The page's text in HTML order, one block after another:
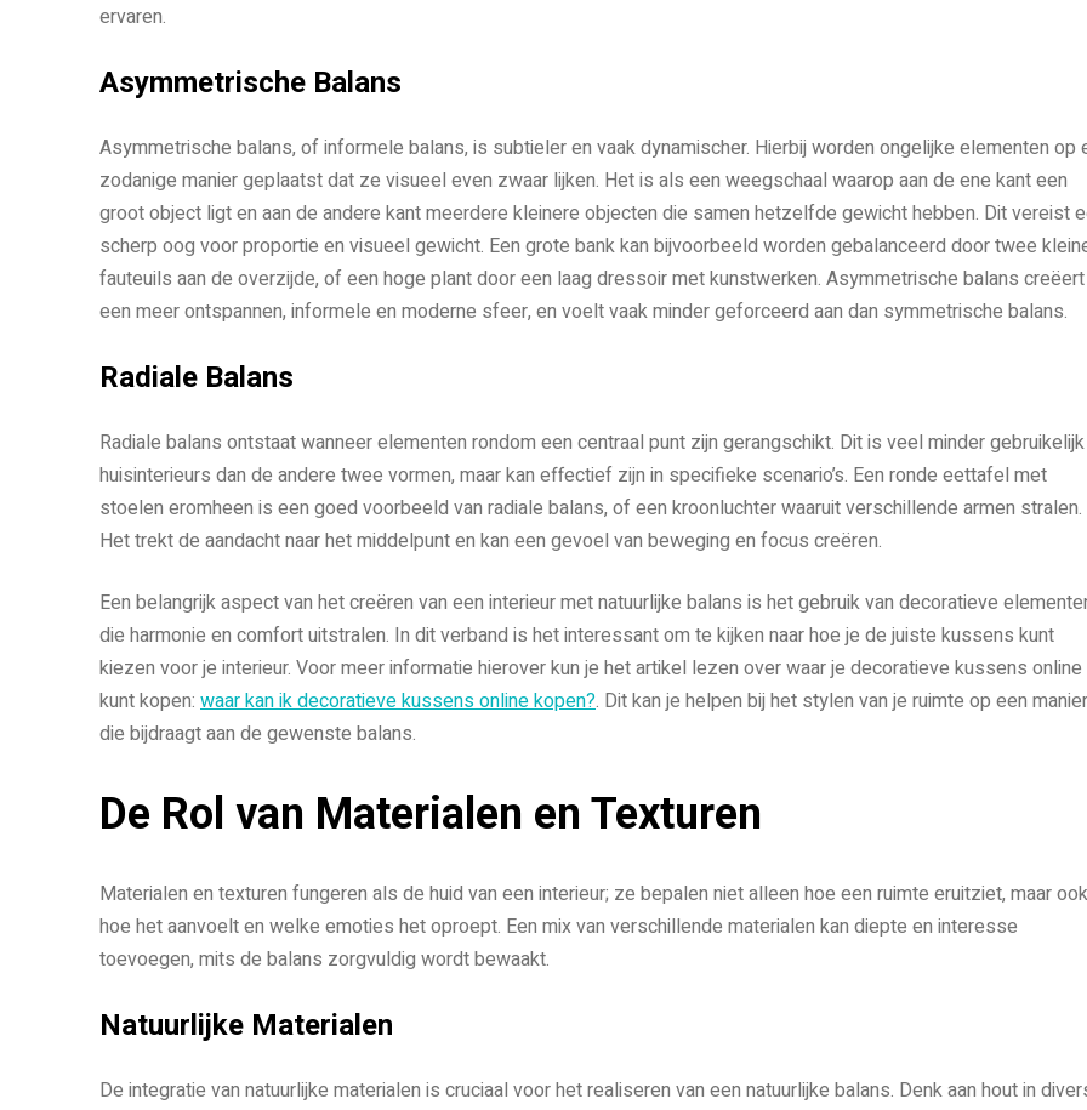
ervaren.
Asymmetrische Balans
Asymmetrische balans, of informele balans, is subtieler en vaak dynamischer. Hierbij worden ongelijke elementen op
zodanige manier geplaatst dat ze visueel even zwaar lijken. Het is als een weegschaal waarop aan de ene kant een
groot object ligt en aan de andere kant meerdere kleinere objecten die samen hetzelfde gewicht hebben. Dit vereist
scherp oog voor proportie en visueel gewicht. Een grote bank kan bijvoorbeeld worden gebalanceerd door twee
fauteuils aan de overzijde, of een hoge plant door een laag dressoir met kunstwerken. Asymmetrische balans creëert
een meer ontspannen, informele en moderne sfeer, en voelt vaak minder geforceerd aan dan symmetrische balans.
Radiale Balans
Radiale balans ontstaat wanneer elementen rondom een centraal punt zijn gerangschikt. Dit is veel minder gebruikelijk
huisinterieurs dan de andere twee vormen, maar kan effectief zijn in specifieke scenario’s. Een ronde eettafel met
stoelen eromheen is een goed voorbeeld van radiale balans, of een kroonluchter waaruit verschillende armen stralen.
Het trekt de aandacht naar het middelpunt en kan een gevoel van beweging en focus creëren.
Een belangrijk aspect van het creëren van een interieur met natuurlijke balans is het gebruik van decoratieve
die harmonie en comfort uitstralen. In dit verband is het interessant om te kijken naar hoe je de juiste kussens kunt
kiezen voor je interieur. Voor meer informatie hierover kun je het artikel lezen over waar je decoratieve kussens online
kunt kopen: waar kan ik decoratieve kussens online kopen?. Dit kan je helpen bij het stylen van je ruimte op een manier
die bijdraagt aan de gewenste balans.
De Rol van Materialen en Texturen
Materialen en texturen fungeren als de huid van een interieur; ze bepalen niet alleen hoe een ruimte eruitziet, maar ook
hoe het aanvoelt en welke emoties het oproept. Een mix van verschillende materialen kan diepte en interesse
toevoegen, mits de balans zorgvuldig wordt bewaakt.
Natuurlijke Materialen
De integratie van natuurlijke materialen is cruciaal voor het realiseren van een natuurlijke balans. Denk aan hout in